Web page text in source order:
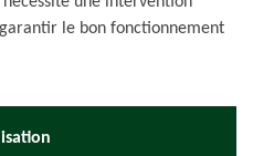
le bon fonctionnement